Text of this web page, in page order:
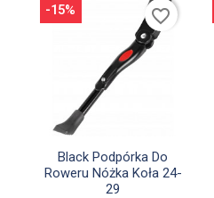
Szybki podgląd
Black Podpórka Do
Roweru Nóżka Koła 24-
29
-15% favorite_border